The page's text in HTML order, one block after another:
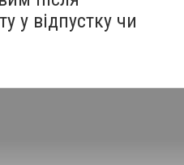
у відпустку чи